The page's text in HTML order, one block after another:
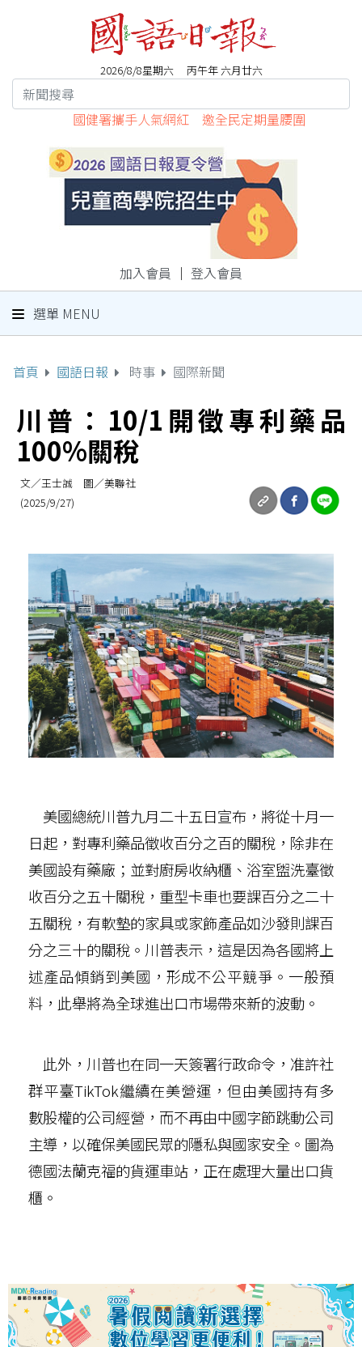
2026/8/8星期六 丙午年 六月廿六
國健署攜手人氣網紅 邀全民定期量腰圍
加入會員 ｜ 登入會員
選單 MENU
首頁 國語日報 時事 國際新聞
川普：10/1開徵專利藥品
100%關稅
文／王士誠 圖／美聯社
(2025/9/27)
美國總統川普九月二十五日宣布，將從十月一
日起，對專利藥品徵收百分之百的關稅，除非在
美國設有藥廠；並對廚房收納櫃、浴室盥洗臺徵
收百分之五十關稅，重型卡車也要課百分之二十
五關稅，有軟墊的家具或家飾產品如沙發則課百
分之三十的關稅。川普表示，這是因為各國將上
述產品傾銷到美國，形成不公平競爭。一般預
料，此舉將為全球進出口市場帶來新的波動。
此外，川普也在同一天簽署行政命令，准許社
群平臺TikTok繼續在美營運，但由美國持有多
數股權的公司經營，而不再由中國字節跳動公司
主導，以確保美國民眾的隱私與國家安全。圖為
德國法蘭克福的貨運車站，正在處理大量出口貨
櫃。